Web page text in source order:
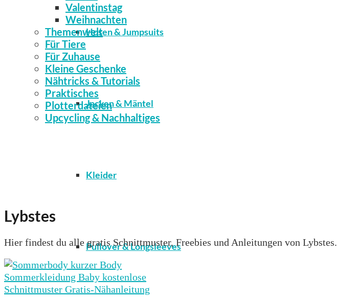
Hosen & Jumpsuits
Jacken & Mäntel
Kleider
Pullover & Longsleeves
Valentinstag
Weihnachten
Themenwelt
Für Tiere
Für Zuhause
Kleine Geschenke
Nähtricks & Tutorials
Praktisches
Plotterdateien
Upcycling & Nachhaltiges
Lybstes
Hier findest du alle gratis Schnittmuster, Freebies und Anleitungen von Lybstes.